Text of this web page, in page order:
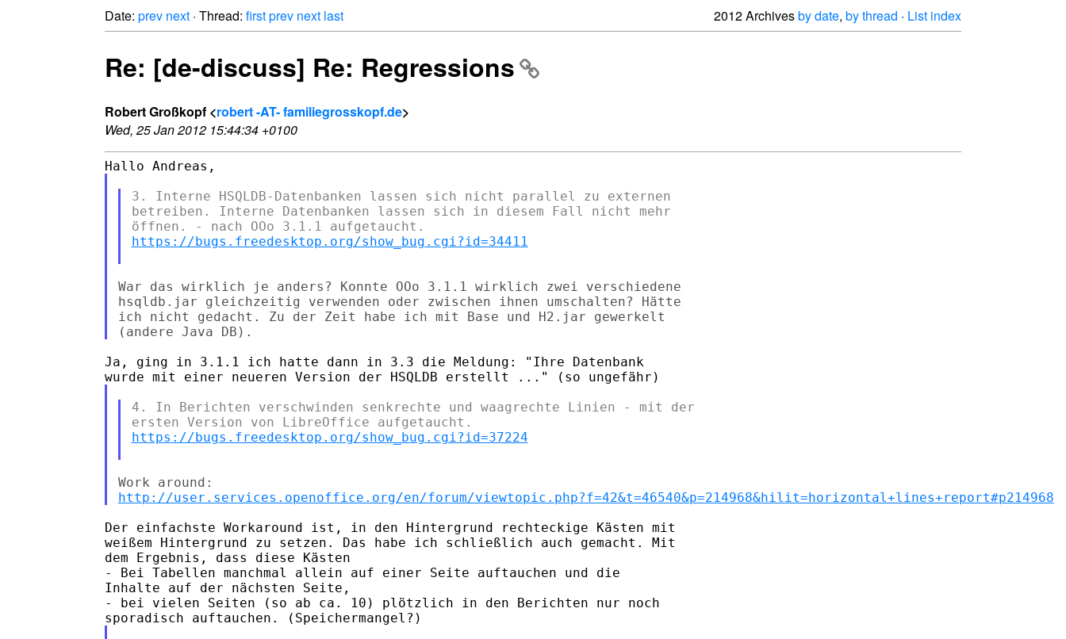
Date: prev next · Thread: firstprev next last 2012 Archivesby date, by thread · List index
Re: [de-discuss] Re: Regressions
Robert Großkopf <robert -AT- familiegrosskopf.de>
Wed, 25 Jan 2012 15:44:34 +0100
3. Interne HSQLDB-Datenbanken lassen sich nicht parallel zu externen
betreiben. Interne Datenbanken lassen sich in diesem Fall nicht mehr
https://bugs.freedesktop.org/show_bug.cgi?id=34411
War das wirklich je anders? Konnte OOo 3.1.1 wirklich zwei verschiedene
hsqldb.jar gleichzeitig verwenden oder zwischen ihnen umschalten? Hätte
ich nicht gedacht. Zu der Zeit habe ich mit Base und H2.jar gewerkelt
Ja, ging in 3.1.1 ich hatte dann in 3.3 die Meldung: "Ihre Datenbank
4. In Berichten verschwinden senkrechte und waagrechte Linien - mit der
https://bugs.freedesktop.org/show_bug.cgi?id=37224
http://user.services.openoffice.org/en/forum/viewtopic.php?f=42&t=46540&p=214968&hilit=horizontal+lines+report#p214968
Der einfachste Workaround ist, in den Hintergrund rechteckige Kästen mit
weißem Hintergrund zu setzen. Das habe ich schließlich auch gemacht. Mit
dem Ergebnis, dass diese Kästen
- Bei Tabellen manchmal allein auf einer Seite auftauchen und die
Inhalte auf der nächsten Seite,
- bei vielen Seiten (so ab ca. 10) plötzlich in den Berichten nur noch